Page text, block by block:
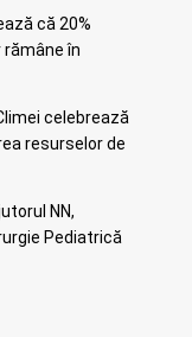
că 20%
în
celebrează
resurselor de
NN,
Pediatrică